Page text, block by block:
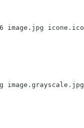
image.jpg icone.ico
image.grayscale.jpg